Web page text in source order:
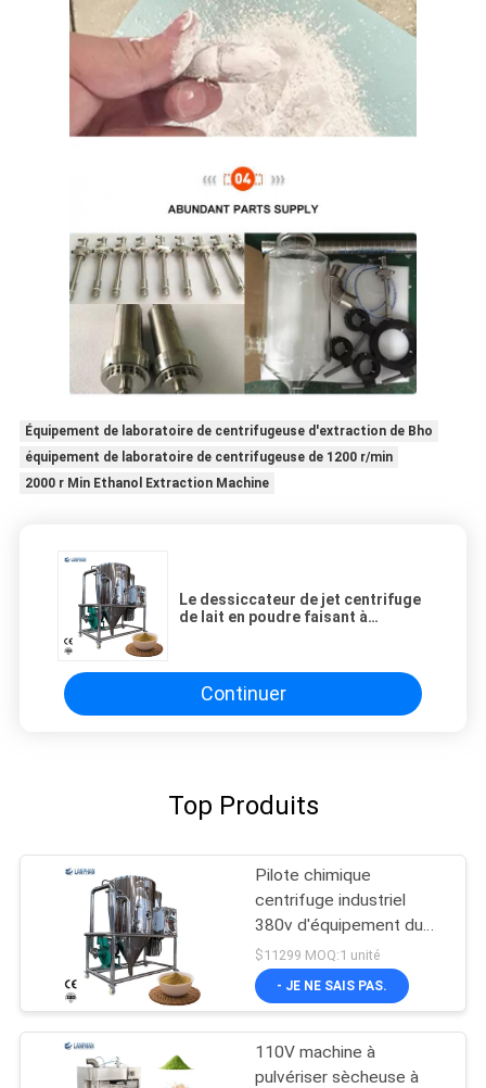
Équipement de laboratoire de centrifugeuse d'extraction de Bho
équipement de laboratoire de centrifugeuse de 1200 r/min
2000 r Min Ethanol Extraction Machine
Le dessiccateur de jet centrifuge
de lait en poudre faisant à
Continuer
Top Produits
Pilote chimique
centrifuge industriel
380v d'équipement du
dessiccateur de jet 10L
$11299 MOQ:1 unité
- JE NE SAIS PAS.
110V machine à
pulvériser sècheuse à